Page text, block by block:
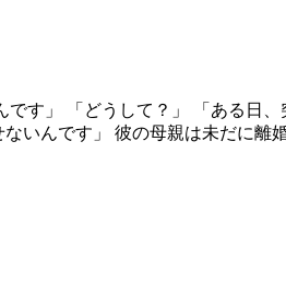
す」 「どうして？」 「ある日
いんです」 彼の母親は未だに